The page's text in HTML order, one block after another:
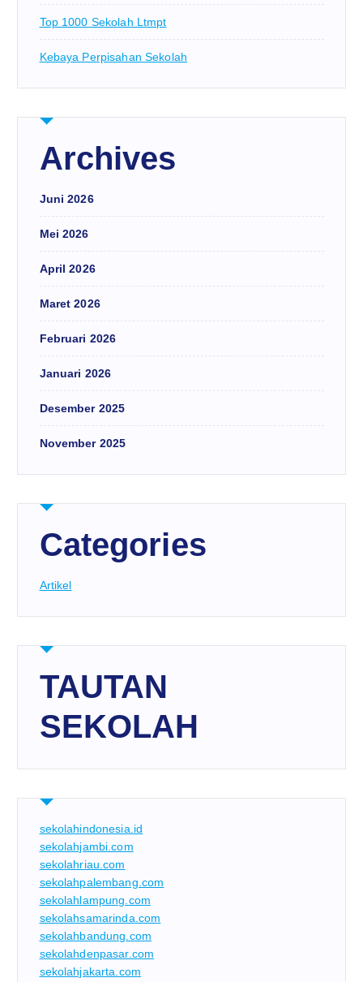
Top 1000 Sekolah Ltmpt
Kebaya Perpisahan Sekolah
Archives
Juni 2026
Mei 2026
April 2026
Maret 2026
Februari 2026
Januari 2026
Desember 2025
November 2025
Categories
Artikel
TAUTAN
SEKOLAH
sekolahindonesia.id
sekolahjambi.com
sekolahriau.com
sekolahpalembang.com
sekolahlampung.com
sekolahsamarinda.com
sekolahbandung.com
sekolahdenpasar.com
sekolahjakarta.com